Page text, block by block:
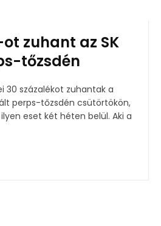
zuhant az SK
tőzsdén
30 százalékot zuhantak a
perps-tőzsdén csütörtökön,
eset két héten belül. Aki a